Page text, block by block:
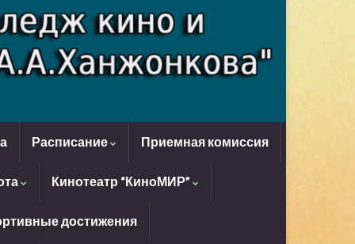
Расписание Приемная комиссия
Кинотеатр “КиноМИР”
достижения